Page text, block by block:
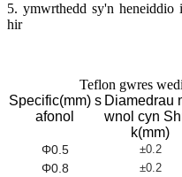
5. ymwrthedd sy'n heneiddio
hir
Teflon gwres
Specific(mm) s
afonol
Diamedrau
wnol cyn
k(mm)
Φ0.5 ±0.2
Φ0.8 ±0.2